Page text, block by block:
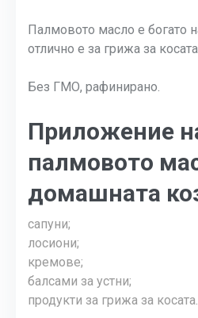
Палмовото масло е богато
отлично е за грижа за
Без ГМО, рафинирано.
Приложение
палмовото
домашната
сапуни;
лосиони;
кремове;
балсами за устни;
продукти за грижа за косата.